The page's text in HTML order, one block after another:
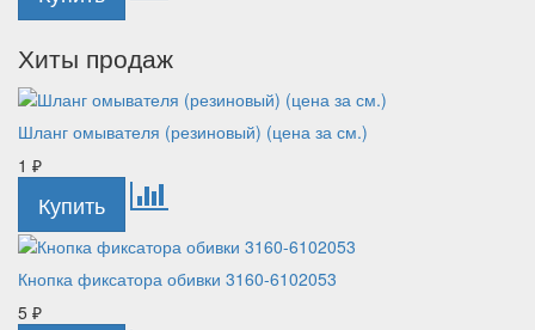
Хиты продаж
Шланг омывателя (резиновый) (цена за см.)
1 ₽
Кнопка фиксатора обивки 3160-6102053
5 ₽